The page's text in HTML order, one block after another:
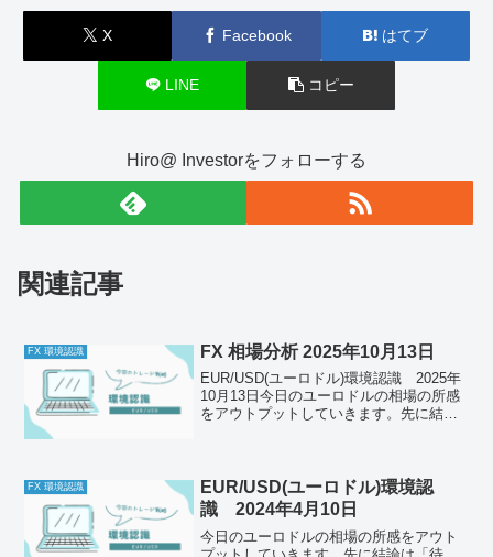
X Facebook はてブ
LINE コピー
Hiro@ Investorをフォローする
関連記事
FX 環境認識 FX 相場分析 2025年10月13日
EUR/USD(ユーロドル)環境認識 2025年
10月13日今日のユーロドルの相場の所感
をアウトプットしていきます。先に結論
ください...
FX 環境認識
EUR/USD(ユーロドル)環境認
識 2024年4月10日
今日のユーロドルの相場の所感をアウト